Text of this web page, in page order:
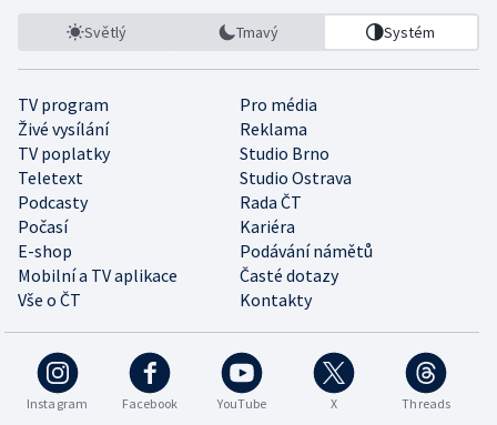
Světlý Tmavý Systém
TV program
Pro média
Živé vysílání
Reklama
TV poplatky
Studio Brno
Teletext
Studio Ostrava
Podcasty
Rada ČT
Počasí
Kariéra
E-shop
Podávání námětů
Mobilní a TV aplikace
Časté dotazy
Vše o ČT
Kontakty
Instagram Facebook YouTube X Threads